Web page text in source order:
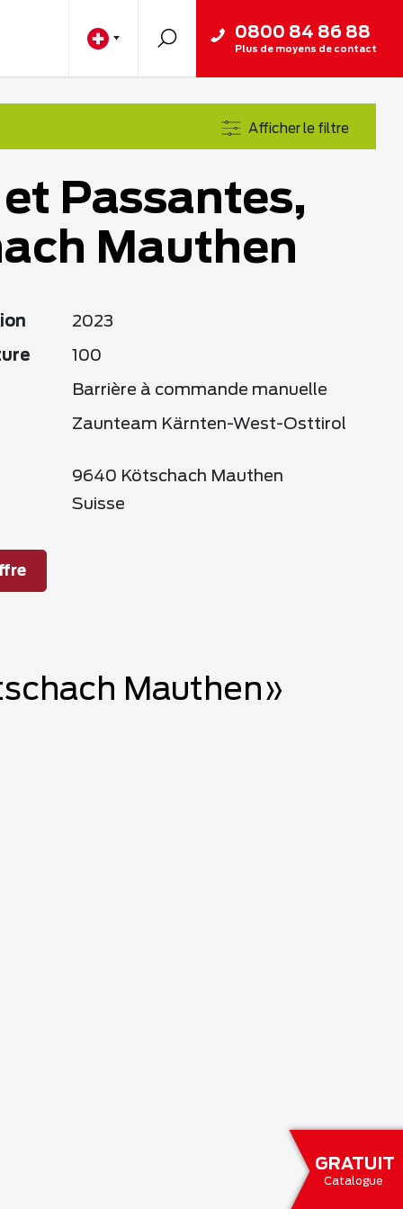
GRATUIT
Catalogue
0800 84 86 88
Plus de moyens de contact
Afficher le filtre
Passantes,
Mauthen
2023
100
Barrière à commande manuelle
Zaunteam Kärnten-West-Osttirol
9640 Kötschach Mauthen
Suisse
Mauthen»